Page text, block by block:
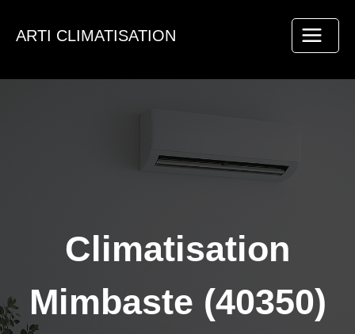
ARTI CLIMATISATION
Climatisation
Mimbaste (40350)